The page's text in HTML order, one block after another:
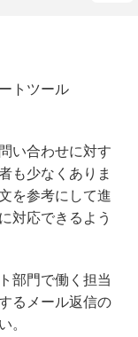
トツール
い合わせに対す
も少なくありま
を参考にして進
対応できるよう
部門で働く担当
るメール返信の
。